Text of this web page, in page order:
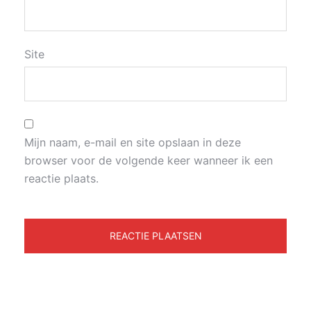
Site
Mijn naam, e-mail en site opslaan in deze
browser voor de volgende keer wanneer ik een
reactie plaats.